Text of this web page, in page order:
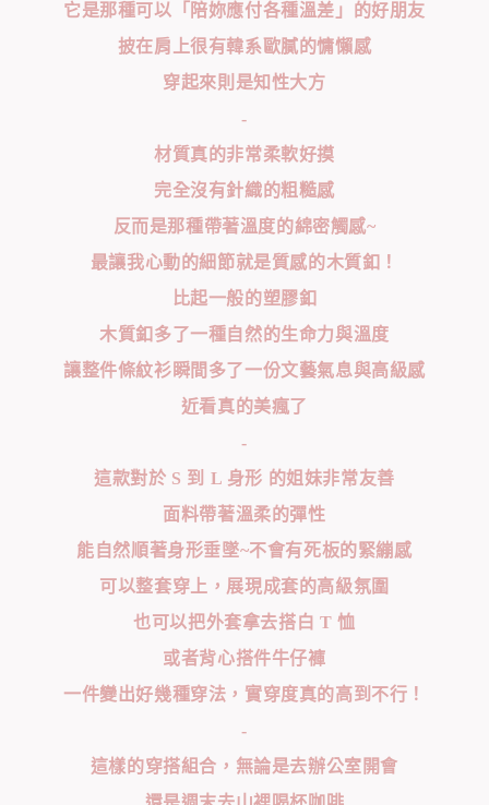
它是那種可以「陪妳應付各種溫差」的好朋友
披在肩上很有韓系歐膩的慵懶感
穿起來則是知性大方
-
材質真的非常柔軟好摸
完全沒有針織的粗糙感
反而是那種帶著溫度的綿密觸感~
最讓我心動的細節就是質感的木質釦！
比起一般的塑膠釦
木質釦多了一種自然的生命力與溫度
讓整件條紋衫瞬間多了一份文藝氣息與高級感
近看真的美瘋了
-
這款對於 S 到 L 身形 的姐妹非常友善
面料帶著溫柔的彈性
能自然順著身形垂墜~不會有死板的緊繃感
可以整套穿上，展現成套的高級氛圍
也可以把外套拿去搭白 T 恤
或者背心搭件牛仔褲
一件變出好幾種穿法，實穿度真的高到不行！
-
這樣的穿搭組合，無論是去辦公室開會